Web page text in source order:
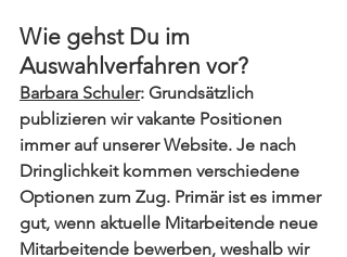
Wie gehst Du im
Auswahlverfahren vor?
Barbara Schuler: Grundsätzlich
publizieren wir vakante Positionen
immer auf unserer Website. Je nach
Dringlichkeit kommen verschiedene
Optionen zum Zug. Primär ist es immer
gut, wenn aktuelle Mitarbeitende neue
Mitarbeitende bewerben, weshalb wir